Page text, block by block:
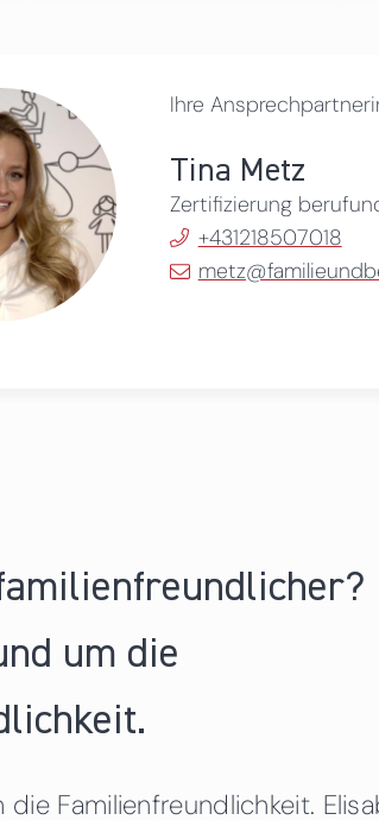
Ihre
Tina Metz
Zertifizierung
+431218507018
um die
Familienfreundlichkeit.